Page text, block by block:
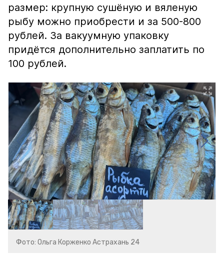
размер: крупную сушёную и вяленую
рыбу можно приобрести и за 500-800
рублей. За вакуумную упаковку
придётся дополнительно заплатить по
100 рублей.
Фото: Ольга Корженко Астрахань 24